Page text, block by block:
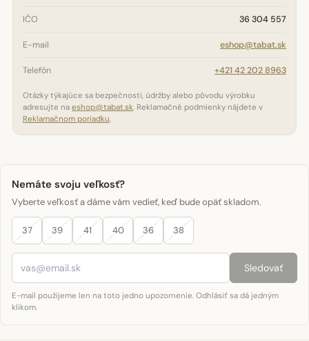
IČO 36 304 557
E-mail eshop@tabat.sk
Telefón +421 42 202 8963
Otázky týkajúce sa bezpečnosti, údržby alebo pôvodu výrobku
adresujte na eshop@tabat.sk. Reklamačné podmienky nájdete v
Reklamačnom poriadku.
Nemáte svoju veľkosť?
Vyberte veľkosť a dáme vám vedieť, keď bude opäť skladom.
37 39 41 40 36 38
Sledovať
E-mail použijeme len na toto jedno upozornenie. Odhlásiť sa dá jedným
klikom.